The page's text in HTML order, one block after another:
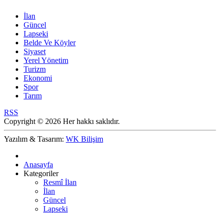
İlan
Güncel
Lapseki
Belde Ve Köyler
Siyaset
Yerel Yönetim
Turizm
Ekonomi
Spor
Tarım
RSS
Copyright © 2026 Her hakkı saklıdır.
Yazılım & Tasarım: WK Bilişim
Anasayfa
Kategoriler
Resmî İlan
İlan
Güncel
Lapseki